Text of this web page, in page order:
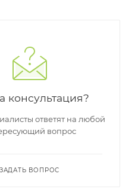
консультация?
ответят на любой
вопрос
ЗАДАТЬ ВОПРОС